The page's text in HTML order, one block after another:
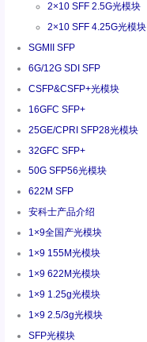
2×10 SFF 2.5G光模块
2×10 SFF 4.25G光模块
SGMII SFP
6G/12G SDI SFP
CSFP&CSFP+光模块
16GFC SFP+
25GE/CPRI SFP28光模块
32GFC SFP+
50G SFP56光模块
622M SFP
安科士产品介绍
1×9全国产光模块
1×9 155M光模块
1×9 622M光模块
1×9 1.25g光模块
1×9 2.5/3g光模块
SFP光模块